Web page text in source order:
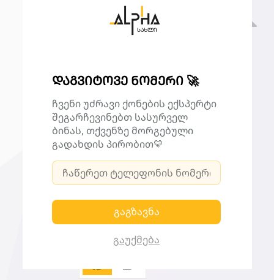
ᲓᲐᲒᲕᲘᲢᲝᲕᲔ ᲜᲝᲛᲔᲠᲘ 🚀
ჩვენი უძრავი ქონების ექსპერტი
შეგარჩევინებთ სასურველ
ბინას, თქვენზე მორგებული
გადახდის პირობით💛
გაგზავნა
გაუქმება